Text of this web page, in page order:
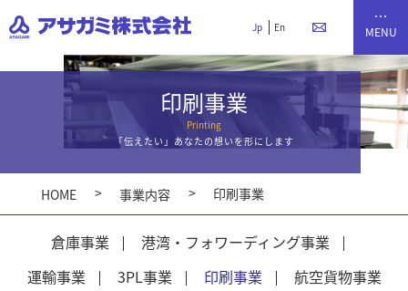
Jp En
印刷事業
Printing
「伝えたい」あなたの想いを形にします
HOME 事業内容 印刷事業
倉庫事業
港湾・フォワーディング事業
運輸事業
3PL事業 印刷事業 航空貨物事業